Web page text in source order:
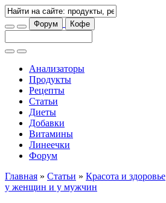
Форум Кофе
Анализаторы
Продукты
Рецепты
Статьи
Диеты
Добавки
Витамины
Линеечки
Форум
Главная » Статьи » Красота и здоровье
у женщин и у мужчин